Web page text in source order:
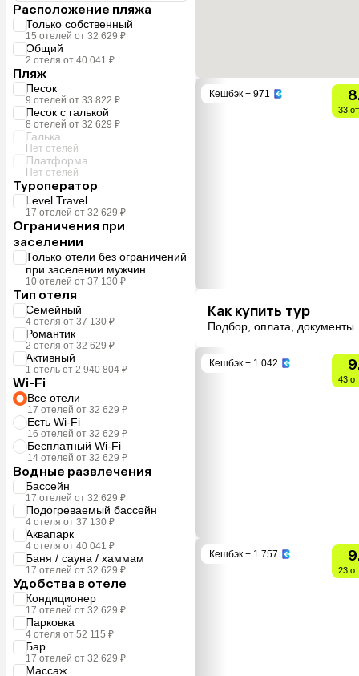
Расположение пляжа
Только собственный
15 отелей от 32 629 ₽
Общий
2 отеля от 40 041 ₽
Пляж
Песок
9 отелей от 33 822 ₽
Песок с галькой
8 отелей от 32 629 ₽
Галька
Нет отелей
Платформа
Нет отелей
Туроператор
Level.Travel
17 отелей от 32 629 ₽
Ограничения при
заселении
Только отели без ограничений
при заселении мужчин
10 отелей от 37 130 ₽
Тип отеля
Семейный
4 отеля от 37 130 ₽
Романтик
2 отеля от 32 629 ₽
Активный
1 отель от 2 940 804 ₽
Wi-Fi
Все отели
17 отелей от 32 629 ₽
Есть Wi-Fi
16 отелей от 32 629 ₽
Бесплатный Wi-Fi
14 отелей от 32 629 ₽
Водные развлечения
Бассейн
17 отелей от 32 629 ₽
Подогреваемый бассейн
4 отеля от 37 130 ₽
Аквапарк
4 отеля от 40 041 ₽
Баня / сауна / хаммам
17 отелей от 32 629 ₽
Удобства в отеле
Кондиционер
17 отелей от 32 629 ₽
Парковка
4 отеля от 52 115 ₽
Бар
17 отелей от 32 629 ₽
Массаж
Кешбэк + 971
33
Как купить тур
Подбор, оплата, документы
Кешбэк + 1 042
43
Кешбэк + 1 757
23